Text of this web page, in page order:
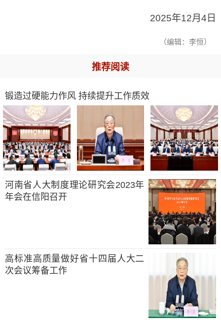
2025年12月4日
（编辑：李恒）
推荐阅读
锻造过硬能力作风 持续提升工作质效
河南省人大制度理论研究会2023年
年会在信阳召开
高标准高质量做好省十四届人大二
次会议筹备工作